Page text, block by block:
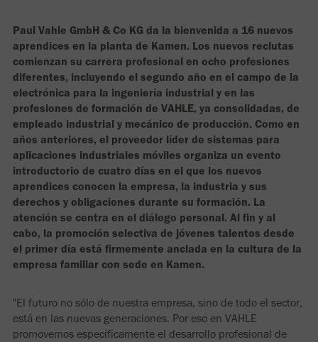
Paul Vahle GmbH & Co KG da la bienvenida a 16 nuevos
aprendices en la planta de Kamen. Los nuevos reclutas
comienzan su carrera profesional en ocho profesiones
diferentes, incluyendo el segundo año en el campo de la
electrónica para la ingeniería industrial y en las
profesiones de formación de VAHLE, ya consolidadas, de
empleado industrial y mecánico de producción. Como en
años anteriores, el proveedor líder de sistemas para
aplicaciones industriales móviles organiza un evento
introductorio de cuatro días en el que los nuevos
aprendices conocen la empresa, la industria y sus
derechos y obligaciones durante su formación. La
atención se centra en el diálogo personal. Al fin y al
cabo, la promoción selectiva de jóvenes talentos desde
el primer día está firmemente anclada en la cultura de la
empresa familiar con sede en Kamen.
"El futuro no sólo de nuestra empresa, sino de todo el sector,
está en las nuevas generaciones. Por eso en VAHLE
promovemos específicamente el desarrollo profesional de